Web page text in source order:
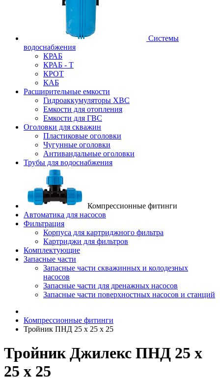
Системы
водоснабжения
КРАБ
КРАБ - Т
КРОТ
КАБ
Расширительные емкости
Гидроаккумуляторы ХВС
Емкости для отопления
Емкости для ГВС
Оголовки для скважин
Пластиковые оголовки
Чугунные оголовки
Антивандальные оголовки
Трубы для водоснабжения
Компрессионные фитинги
Автоматика для насосов
Фильтрация
Корпуса для картриджного фильтра
Картриджи для фильтров
Комплектующие
Запасные части
Запасные части скважинных и колодезных
насосов
Запасные части для дренажных насосов
Запасные части поверхностных насосов и станций
Компрессионные фитинги
Тройник ПНД 25 х 25 х 25
Тройник Джилекс ПНД 25 х
25 х 25